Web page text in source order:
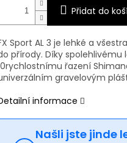
Přidat do
Sport AL 3 je lehké a
přírody. Díky spolehlivému
řazení
gravelovým
informace
Našli jste jinde